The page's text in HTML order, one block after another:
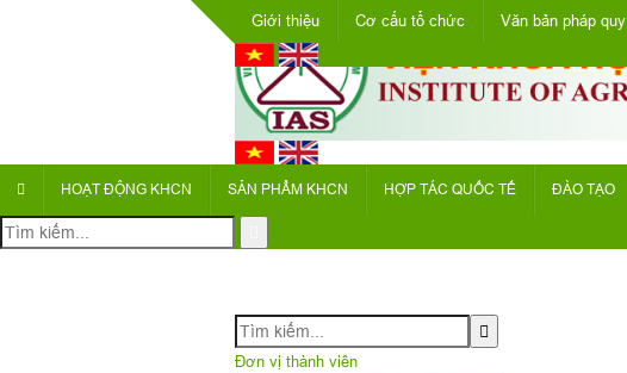
Giới thiệu Cơ cấu tổ chức Văn bản pháp quy
HOẠT ĐỘNG KHCN SẢN PHẨM KHCN HỢP TÁC QUỐC TẾ ĐÀO TẠO
Đơn vị thành viên